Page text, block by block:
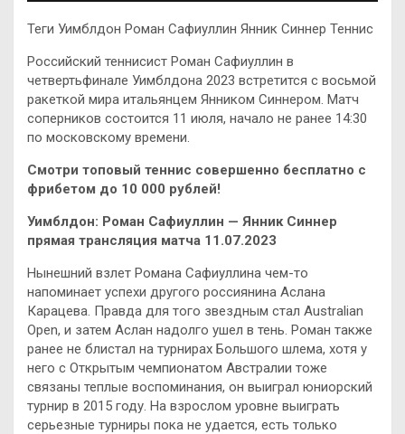
Теги Уимблдон Роман Сафиуллин Янник Синнер Теннис
Российский теннисист Роман Сафиуллин в
четвертьфинале Уимблдона 2023 встретится с восьмой
ракеткой мира итальянцем Янником Синнером. Матч
соперников состоится 11 июля, начало не ранее 14:30
по московскому времени.
Смотри топовый теннис совершенно бесплатно с
фрибетом до 10 000 рублей!
Уимблдон: Роман Сафиуллин — Янник Синнер
прямая трансляция матча 11.07.2023
Нынешний взлет Романа Сафиуллина чем-то
напоминает успехи другого россиянина Аслана
Карацева. Правда для того звездным стал Australian
Open, и затем Аслан надолго ушел в тень. Роман также
ранее не блистал на турнирах Большого шлема, хотя у
него с Открытым чемпионатом Австралии тоже
связаны теплые воспоминания, он выиграл юниорский
турнир в 2015 году. На взрослом уровне выиграть
серьезные турниры пока не удается, есть только